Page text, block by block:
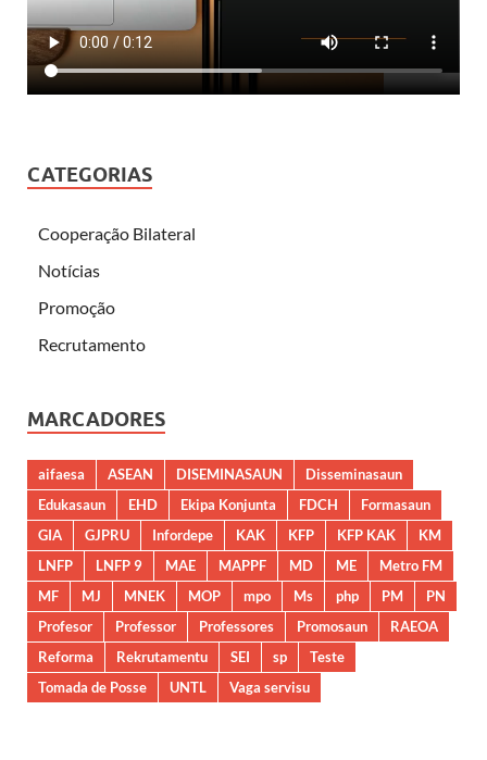
CATEGORIAS
Cooperação Bilateral
Notícias
Promoção
Recrutamento
MARCADORES
aifaesa ASEAN DISEMINASAUN
Disseminasaun
Edukasaun
EHD Ekipa Konjunta FDCH
Formasaun
GIA
GJPRU Infordepe KAK KFP KFP KAK
KM
LNFP
LNFP 9 MAE MAPPF MD ME
Metro FM
MF
MJ MNEK MOP mpo Ms php PM
PN
Profesor
Professor Professores Promosaun
RAEOA
Reforma
Rekrutamentu SEI sp
Teste
Tomada de Posse
UNTL Vaga servisu